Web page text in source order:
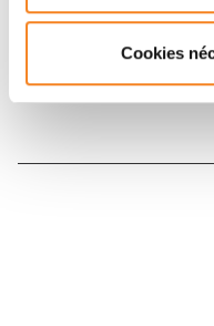
Cookies
Inscrivez-